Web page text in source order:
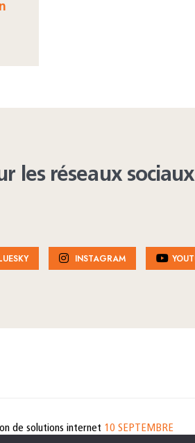
les réseaux sociaux
INSTAGRAM
de solutions internet 10 SEPTEMBRE